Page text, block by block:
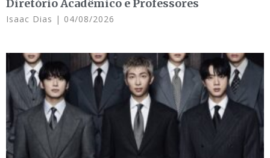
Diretório Acadêmico e Professores
Isaac Dias 04/08/2026